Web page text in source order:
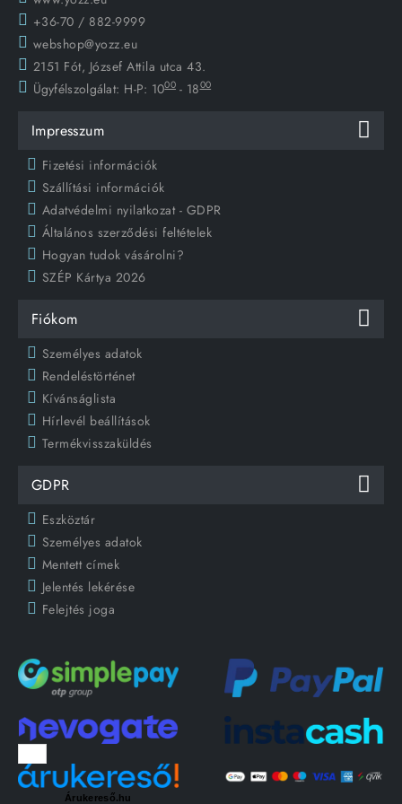
+36-70 / 882-9999
webshop@yozz.eu
2151 Fót, József Attila utca 43.
Ügyfélszolgálat: H-P: 1000 - 1800
Impresszum
Fizetési információk
Szállítási információk
Adatvédelmi nyilatkozat - GDPR
Általános szerződési feltételek
Hogyan tudok vásárolni?
SZÉP Kártya 2026
Fiókom
Személyes adatok
Rendeléstörténet
Kívánságlista
Hírlevél beállítások
Termékvisszaküldés
GDPR
Eszköztár
Személyes adatok
Mentett címek
Jelentés lekérése
Felejtés joga
Árukereső.hu